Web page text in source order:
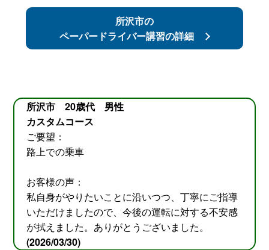
所沢市の
ペーパードライバー講習の詳細
所沢市 20歳代 男性
カスタムコース
ご要望：
路上での乗車
お客様の声：
私自身がやりたいことに沿いつつ、丁寧にご指導
いただけましたので、今後の運転に対する不安感
が拭えました。ありがとうございました。
(2026/03/30)